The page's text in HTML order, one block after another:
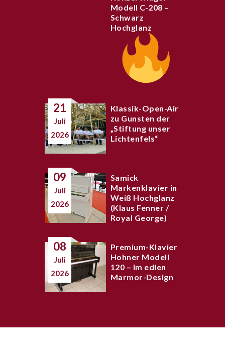
Modell C-208 –
Schwarz
Hochglanz
21
Juli
2026
Klassik-Open-Air
zu Gunsten der
„Stiftung unser
Lichtenfels“
09
Juli
2026
Samick
Markenklavier in
Weiß Hochglanz
(Klaus Fenner /
Royal George)
08
Juli
2026
Premium-Klavier
Hohner Modell
120 – Im edlen
Marmor-Design